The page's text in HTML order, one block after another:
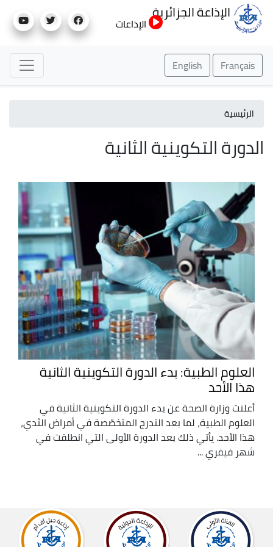
إلى
الإذاعة الجزائرية
الإذاعات
Français
English
الرئيسية
الدورة التكوينية الثانية
العلوم الطبية: بدء الدورة التكوينية الثانية
هذا الأحد
أعلنت وزارة الصحة عن بدء الدورة التكوينية الثانية في
العلوم الطبية، لما بعد التدرج المتخصّصة في أمراض الثدي،
هذا الأحد. يأتي ذلك بعد الدورة الأولى التي انطلقت في
شهر فيفري ...